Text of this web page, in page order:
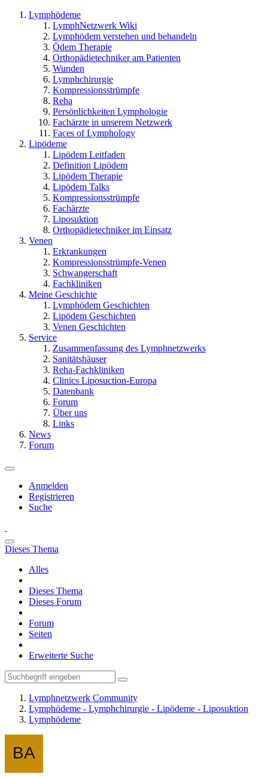
Lymphödeme
LymphNetzwerk Wiki
Lymphödem verstehen und behandeln
Ödem Therapie
Orthopädietechniker am Patienten
Wunden
Lymphchirurgie
Kompressionsstrümpfe
Reha
Persönlichkeiten Lymphologie
Fachärzte in unserem Netzwerk
Faces of Lymphology
Lipödeme
Lipödem Leitfaden
Definition Lipödem
Lipödem Therapie
Lipödem Talks
Kompressionsstrümpfe
Fachärzte
Liposuktion
Orthopädietechniker im Einsatz
Venen
Erkrankungen
Kompressionsstrümpfe-Venen
Schwangerschaft
Fachkliniken
Meine Geschichte
Lymphödem Geschichten
Lipödem Geschichten
Venen Geschichten
Service
Zusammenfassung des Lymphnetzwerks
Sanitätshäuser
Reha-Fachkliniken
Clinics Liposuction-Europa
Datenbank
Forum
Über uns
Links
News
Forum
Anmelden
Registrieren
Suche
Dieses Thema
Alles
Dieses Thema
Dieses Forum
Forum
Seiten
Erweiterte Suche
Lymphnetzwerk Community
Lymphödeme - Lymphchirurgie - Lipödeme - Liposuktion
Lymphödeme